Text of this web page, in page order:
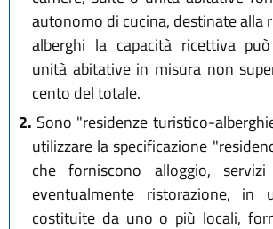
autonomo di cucina, destinate alla
alberghi la capacità ricettiva
unità abitative in misura non
cento del totale.
2. Sono "residenze turistico-
utilizzare la specificazione
che forniscono alloggio,
eventualmente ristorazione, in
costituite da uno o più locali,